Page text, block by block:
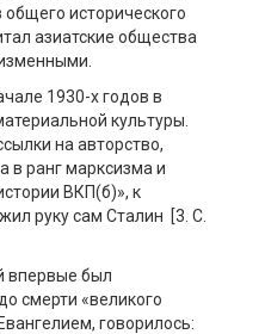
общего исторического
азиатские общества
1930-х годов в
культуры.
на авторство,
в ранг марксизма и
ВКП(б)», к
руку сам Сталин [3. С.
впервые был
смерти «великого
говорилось: